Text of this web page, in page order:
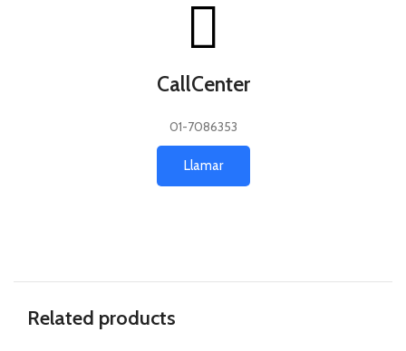
CallCenter
01-7086353
Llamar
Related products